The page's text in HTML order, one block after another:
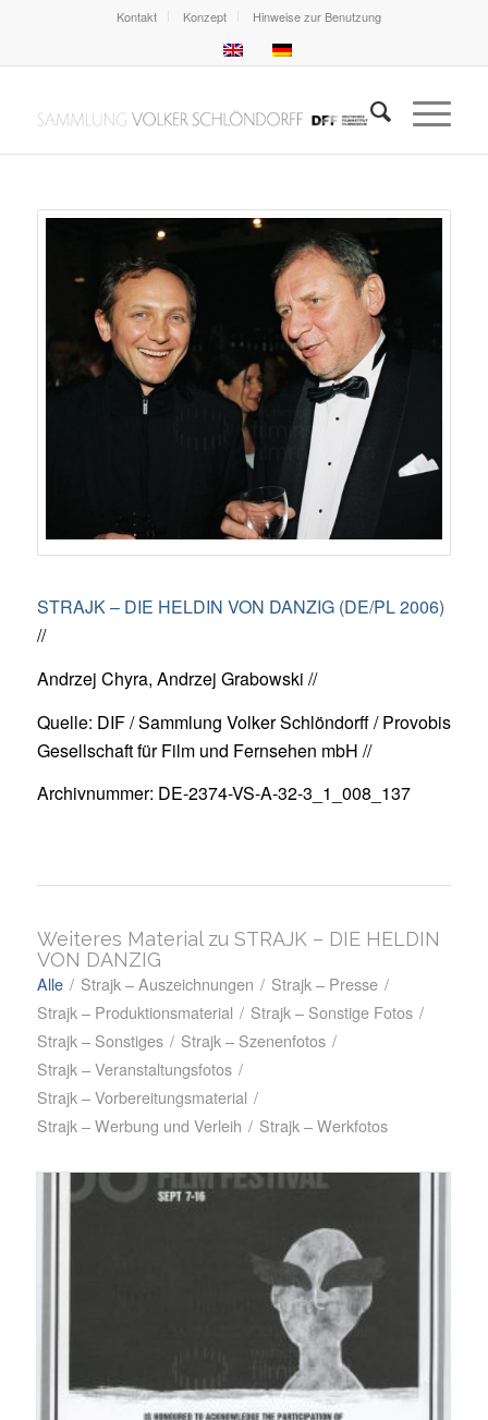
Kontakt Konzept Hinweise zur Benutzung
STRAJK – DIE HELDIN VON DANZIG (DE/PL 2006)
//
Andrzej Chyra, Andrzej Grabowski //
Quelle: DIF / Sammlung Volker Schlöndorff / Provobis
Gesellschaft für Film und Fernsehen mbH //
Archivnummer: DE-2374-VS-A-32-3_1_008_137
Weiteres Material zu STRAJK – DIE HELDIN
VON DANZIG
Alle / Strajk – Auszeichnungen / Strajk – Presse /
Strajk – Produktionsmaterial / Strajk – Sonstige Fotos /
Strajk – Sonstiges / Strajk – Szenenfotos /
Strajk – Veranstaltungsfotos /
Strajk – Vorbereitungsmaterial /
Strajk – Werbung und Verleih / Strajk – Werkfotos